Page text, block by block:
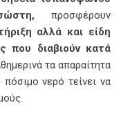
προσφέρουν
αλλά και είδη
που διαβιούν κατά
τα απαραίτητα
νερό τείνει να